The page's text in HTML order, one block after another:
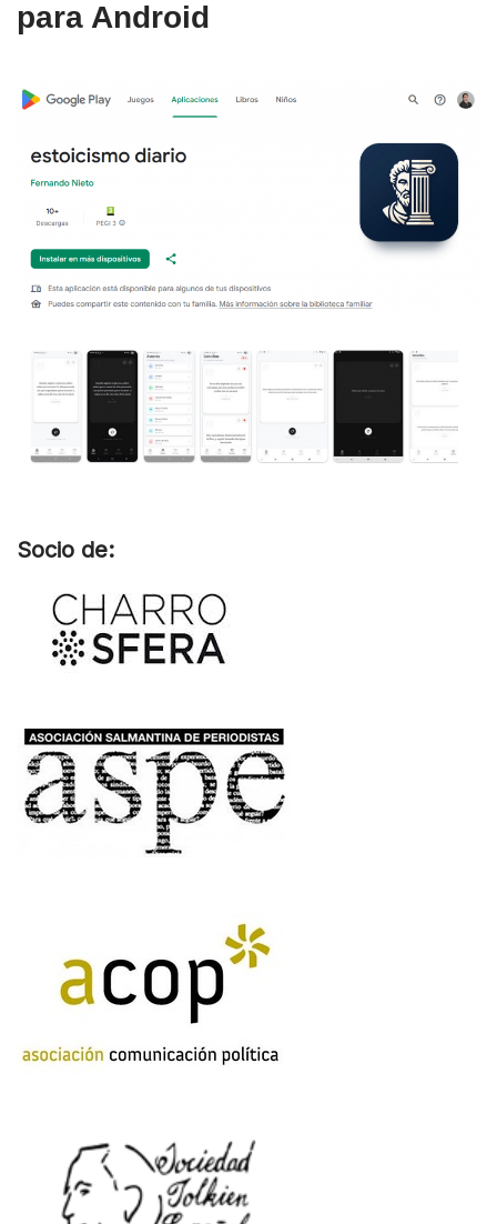
para Android
Socio de: